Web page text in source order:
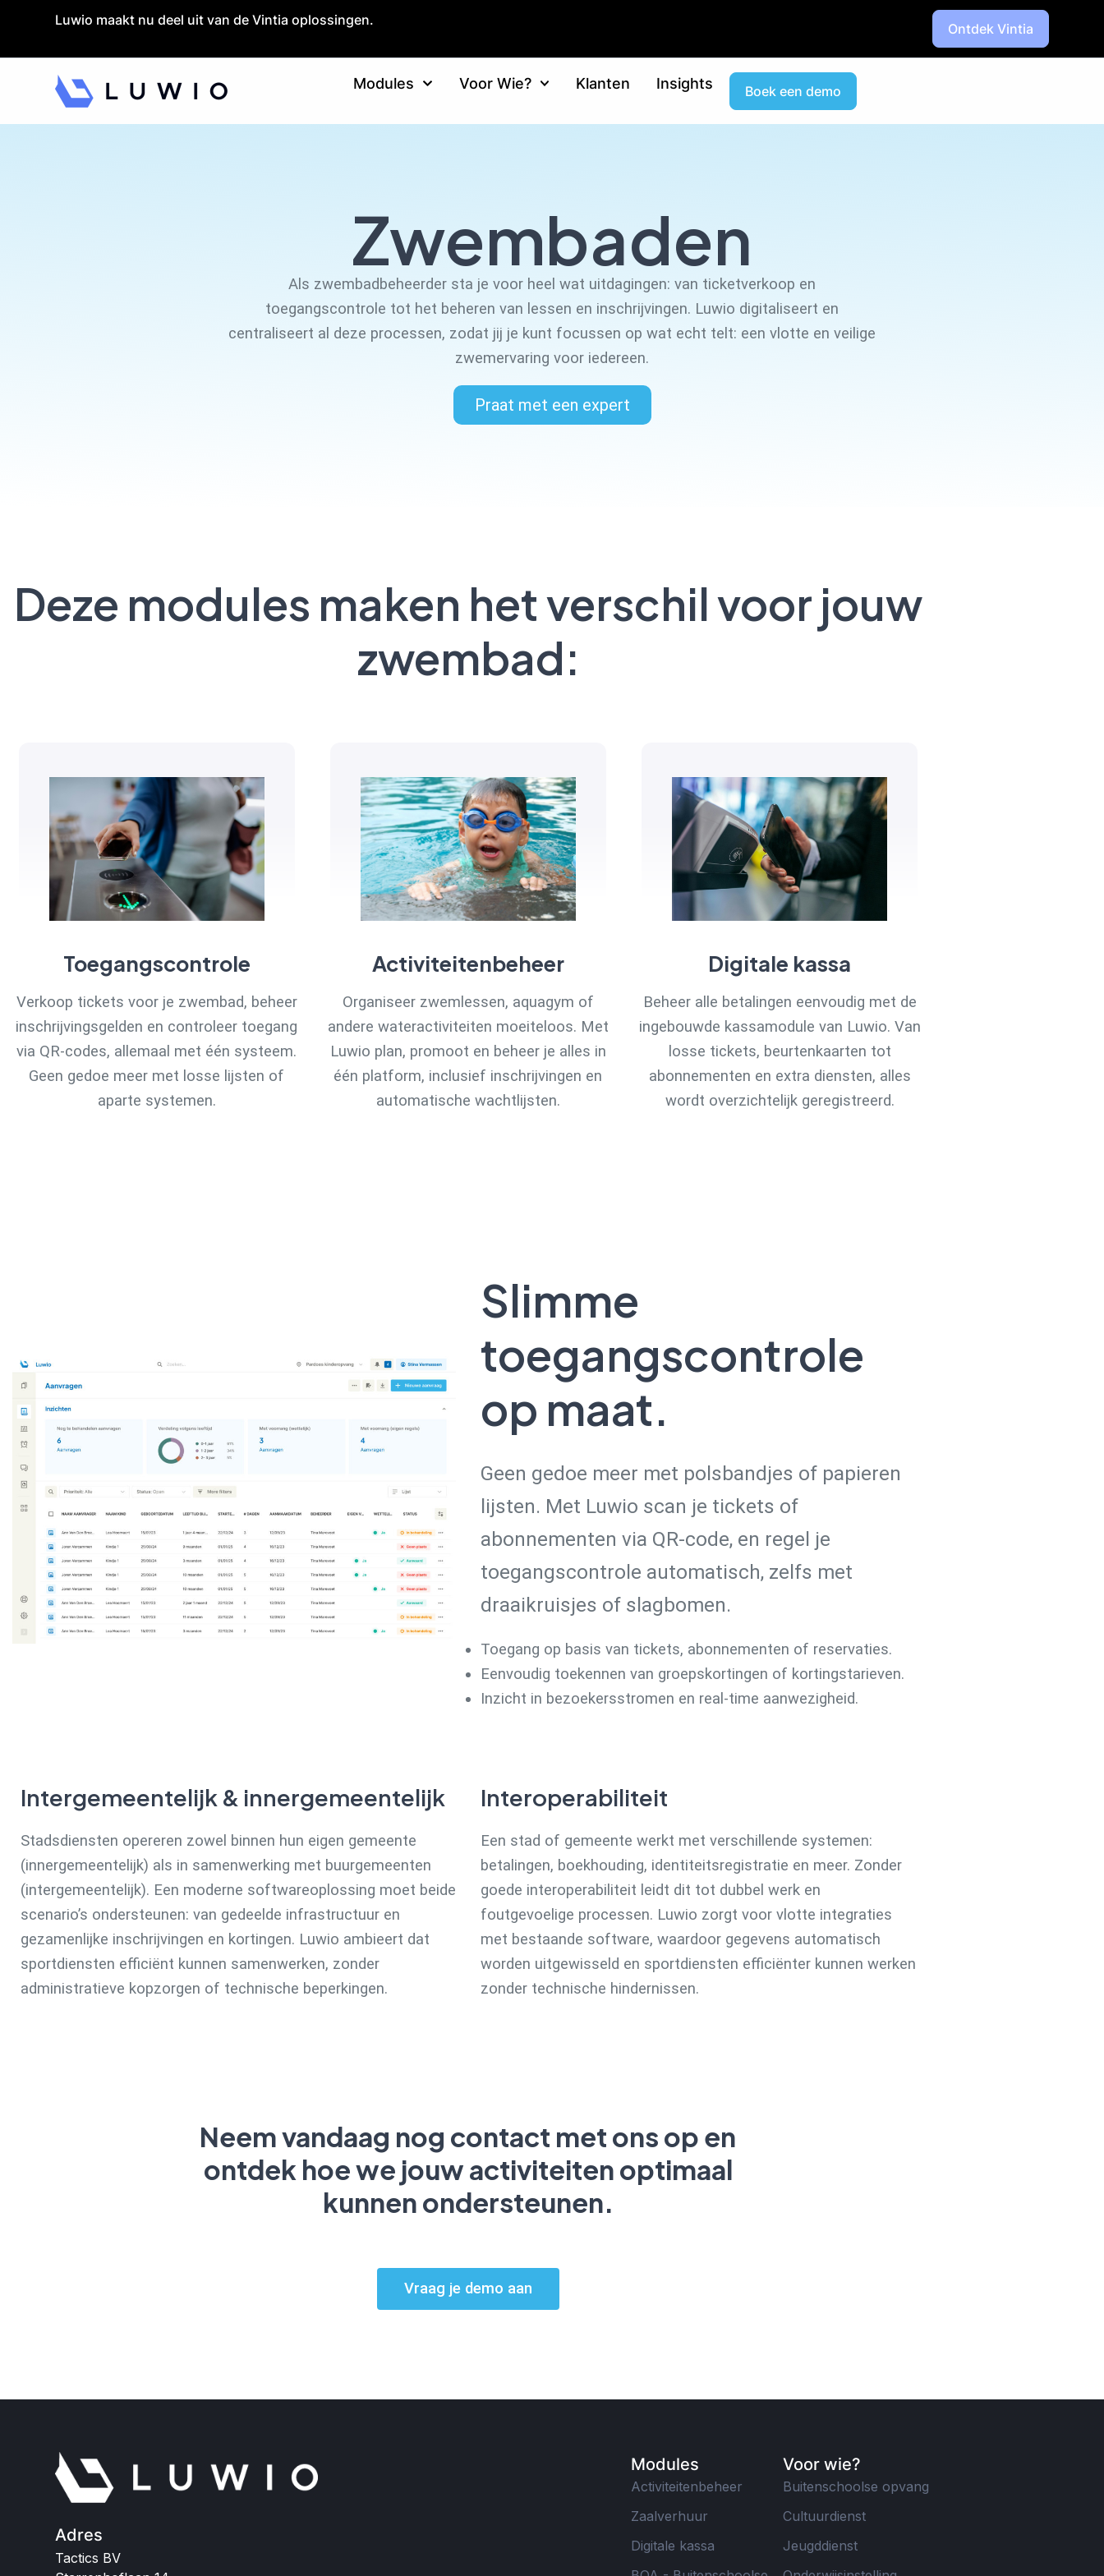
Luwio maakt nu deel uit van de Vintia oplossingen.
Ontdek Vintia
Modules Voor Wie? Klanten Insights Boek een demo
Zwembaden
Als zwembadbeheerder sta je voor heel wat uitdagingen: van ticketverkoop en
toegangscontrole tot het beheren van lessen en inschrijvingen. Luwio digitaliseert en
centraliseert al deze processen, zodat jij je kunt focussen op wat echt telt: een vlotte en veilige
zwemervaring voor iedereen.
Praat met een expert
Deze modules maken het verschil voor jouw
zwembad:
Toegangscontrole
Verkoop tickets voor je zwembad, beheer
inschrijvingsgelden en controleer toegang
via QR-codes, allemaal met één systeem.
Geen gedoe meer met losse lijsten of
aparte systemen.
Activiteitenbeheer
Organiseer zwemlessen, aquagym of
andere wateractiviteiten moeiteloos. Met
Luwio plan, promoot en beheer je alles in
één platform, inclusief inschrijvingen en
automatische wachtlijsten.
Digitale kassa
Beheer alle betalingen eenvoudig met de
ingebouwde kassamodule van Luwio. Van
losse tickets, beurtenkaarten tot
abonnementen en extra diensten, alles
wordt overzichtelijk geregistreerd.
Slimme
toegangscontrole
op maat.
Geen gedoe meer met polsbandjes of papieren
lijsten. Met Luwio scan je tickets of
abonnementen via QR-code, en regel je
toegangscontrole automatisch, zelfs met
draaikruisjes of slagbomen.
Toegang op basis van tickets, abonnementen of reservaties.
Eenvoudig toekennen van groepskortingen of kortingstarieven.
Inzicht in bezoekersstromen en real-time aanwezigheid.
Intergemeentelijk & innergemeentelijk
Stadsdiensten opereren zowel binnen hun eigen gemeente
(innergemeentelijk) als in samenwerking met buurgemeenten
(intergemeentelijk). Een moderne softwareoplossing moet beide
scenario’s ondersteunen: van gedeelde infrastructuur en
gezamenlijke inschrijvingen en kortingen. Luwio ambieert dat
sportdiensten efficiënt kunnen samenwerken, zonder
administratieve kopzorgen of technische beperkingen.
Interoperabiliteit
Een stad of gemeente werkt met verschillende systemen:
betalingen, boekhouding, identiteitsregistratie en meer. Zonder
goede interoperabiliteit leidt dit tot dubbel werk en
foutgevoelige processen. Luwio zorgt voor vlotte integraties
met bestaande software, waardoor gegevens automatisch
worden uitgewisseld en sportdiensten efficiënter kunnen werken
zonder technische hindernissen.
Neem vandaag nog contact met ons op en
ontdek hoe we jouw activiteiten optimaal
kunnen ondersteunen.
Vraag je demo aan
Adres
Tactics BV
Modules
Activiteitenbeheer
Zaalverhuur
Digitale kassa
Voor wie?
Buitenschoolse opvang
Cultuurdienst
Jeugddienst
Launch login modal
Launch register modal